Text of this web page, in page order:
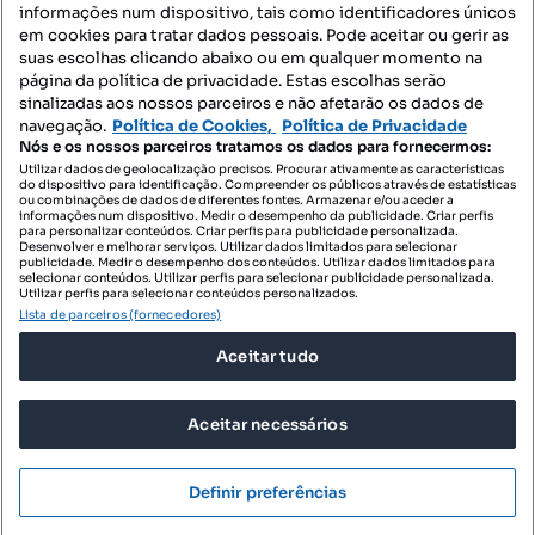
Mapa do Site
Contacte-nos
SIGA-NOS:
DESCARREGAR NA:
© 2026 Imovirtual.com, OLX Portugal, S.A.
TERMOS DE UTILIZAÇÃO
POLÍTICA DE PRIVACIDADE
CONFIGURAÇÕES DE PRIVACIDADE
informações num dispositivo, tais como identificadores únicos
em cookies para tratar dados pessoais. Pode aceitar ou gerir as
suas escolhas clicando abaixo ou em qualquer momento na
página da política de privacidade. Estas escolhas serão
sinalizadas aos nossos parceiros e não afetarão os dados de
navegação. Política de Cookies, Política de Privacidade
Nós e os nossos parceiros tratamos os dados para fornecermos:
Utilizar dados de geolocalização precisos. Procurar ativamente as características
do dispositivo para identificação. Compreender os públicos através de estatísticas
ou combinações de dados de diferentes fontes. Armazenar e/ou aceder a
informações num dispositivo. Medir o desempenho da publicidade. Criar perfis
para personalizar conteúdos. Criar perfis para publicidade personalizada.
Desenvolver e melhorar serviços. Utilizar dados limitados para selecionar
publicidade. Medir o desempenho dos conteúdos. Utilizar dados limitados para
selecionar conteúdos. Utilizar perfis para selecionar publicidade personalizada.
Utilizar perfis para selecionar conteúdos personalizados.
Lista de parceiros (fornecedores)
Aceitar tudo
Aceitar necessários
Definir preferências